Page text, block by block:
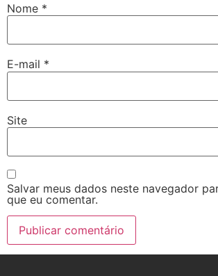
Nome *
E-mail *
Site
Salvar meus dados neste navegador
que eu comentar.